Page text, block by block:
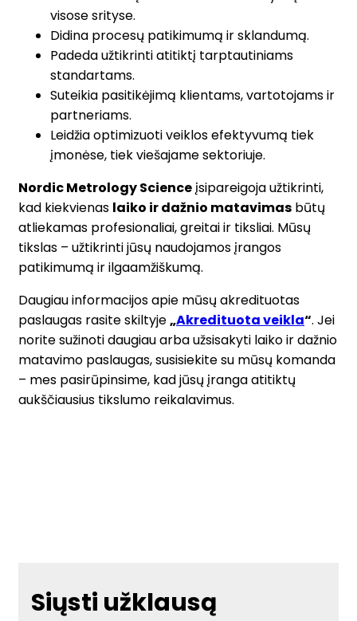
visose srityse.
Didina procesų patikimumą ir sklandumą.
Padeda užtikrinti atitiktį tarptautiniams
standartams.
Suteikia pasitikėjimą klientams, vartotojams ir
partneriams.
Leidžia optimizuoti veiklos efektyvumą tiek
įmonėse, tiek viešajame sektoriuje.
Nordic Metrology Scienceįsipareigoja užtikrinti,
kad kiekvienas laiko ir dažnio matavimas būtų
atliekamas profesionaliai, greitai ir tiksliai. Mūsų
tikslas – užtikrinti jūsų naudojamos įrangos
patikimumą ir ilgaamžiškumą.
Daugiau informacijos apie mūsų akredituotas
paslaugas rasite skiltyje„Akredituota veikla“. Jei
norite sužinoti daugiau arba užsisakyti laiko ir dažnio
matavimo paslaugas, susisiekite su mūsų komanda
– mes pasirūpinsime, kad jūsų įranga atitiktų
aukščiausius tikslumo reikalavimus.
Siųsti užklausą